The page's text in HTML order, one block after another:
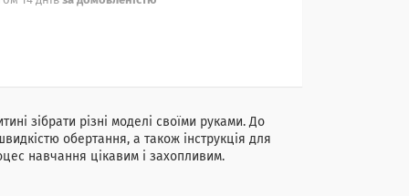
зібрати різні моделі своїми руками. До
обертання, а також інструкція для
навчання цікавим і захопливим.